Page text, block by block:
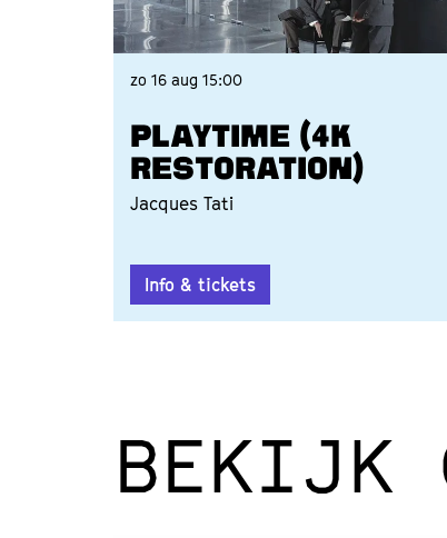
PLAYTIME (4K
RESTORATION)
Jacques Tati
zo 16 aug 15:00
Info & tickets
BEKIJK